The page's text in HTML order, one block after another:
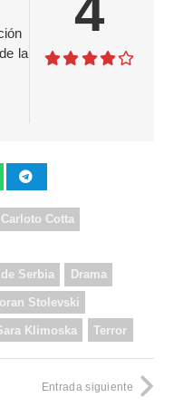
la
4
Carloto Cotta
Serbia Drama
Stolevski
Klimoska Terror
Entrada siguiente